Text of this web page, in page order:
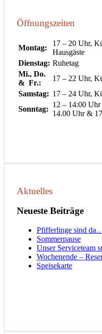
Öffnungszeiten
Montag:
17 – 20 Uhr,
Hausgäste
Dienstag: Ruhetag
Mi., Do.
& Fr.:
17 – 22 Uhr,
Samstag: 17 – 24 Uhr,
Sonntag:
12 – 14:00
14.00 Uhr &
Aktuelles
Neueste Beiträge
Pfifferlinge sind
Sommerpause
Unser Serviceteam
Wochenende –
Speisekarte